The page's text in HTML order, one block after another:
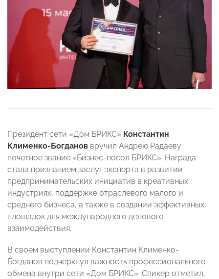
Президент сети «Дом БРИКС» Константин
Клименко-Богданов вручил Андрею Радаеву
почетное звание «Бизнес-посол БРИКС». Награда
стала признанием заслуг эксперта в развитии
предпринимательских инициатив в креативных
индустриях, поддержке отраслевого малого и
среднего бизнеса, а также в создании эффективных
площадок для международного делового
взаимодействия.
В своем выступлении Константин Клименко-
Богданов подчеркнул важность профессионального
обмена внутри сети «Дом БРИКС». Спикер отметил,